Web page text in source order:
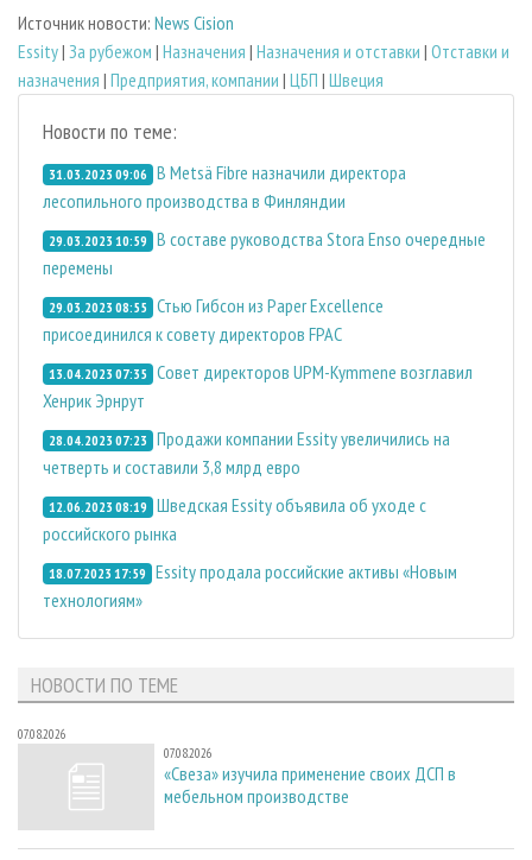
Источник новости: News Cision
Essity| За рубежом | Назначения | Назначения и отставки | Отставки и
назначения | Предприятия, компании | ЦБП | Швеция
Новости по теме:
31.03.2023 09:06 В Metsä Fibre назначили директора
лесопильного производства в Финляндии
29.03.2023 10:59 В составе руководства Stora Enso очередные
перемены
29.03.2023 08:55 Стью Гибсон из Paper Excellence
присоединился к совету директоров FPAC
13.04.2023 07:35 Совет директоров UPM-Kymmene возглавил
Хенрик Эрнрут
28.04.2023 07:23 Продажи компании Essity увеличились на
четверть и составили 3,8 млрд евро
12.06.2023 08:19 Шведская Essity объявила об уходе с
российского рынка
18.07.2023 17:59 Essity продала российские активы «Новым
технологиям»
НОВОСТИ ПО ТЕМЕ
07.08.2026
07.08.2026
«Свеза» изучила применение своих ДСП в
мебельном производстве